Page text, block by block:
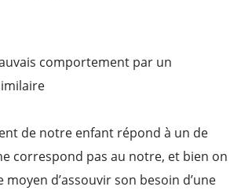
comportement par un
de notre enfant répond à un de
correspond pas au notre, et bien on
d’assouvir son besoin d’une